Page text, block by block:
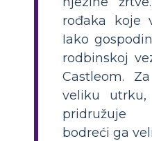
rođaka koje
Iako
rodbinskoj
Castleom.
veliku
pridružuje
bodreći ga